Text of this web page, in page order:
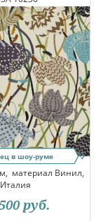
в шоу-руме
материал Винил,
Италия
руб.